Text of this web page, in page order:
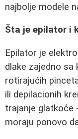
najbolje modele
Šta je epilator i
Epilator je
dlake zajedno
rotirajućih
ili depilacionih
trajanje glatkoće
moraju ponovo